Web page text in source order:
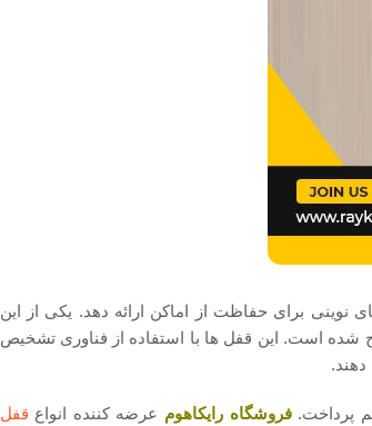
نوینی برای حفاظت از اماکن ارائه دهد. یکی از این
است. این قفل ‌ها با استفاده از فناوری تشخیص
پرداخت.فروشگاه رایکاهوم عرضه کننده انواع قفل